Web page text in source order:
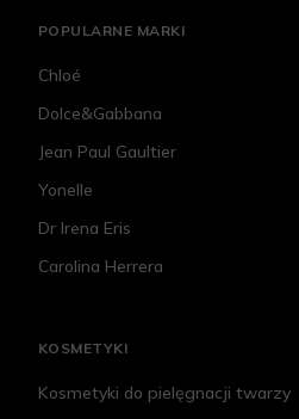
POPULARNE MARKI
Chloé
Dolce&Gabbana
Jean Paul Gaultier
Yonelle
Dr Irena Eris
Carolina Herrera
KOSMETYKI
Kosmetyki do pielęgnacji twarzy